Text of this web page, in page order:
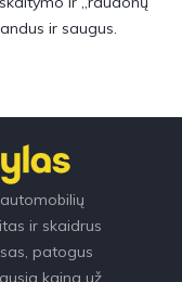
ir saugus.
ir skaidrus
patogus
kaina už